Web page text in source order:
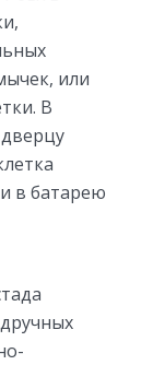
или
В
в батарею